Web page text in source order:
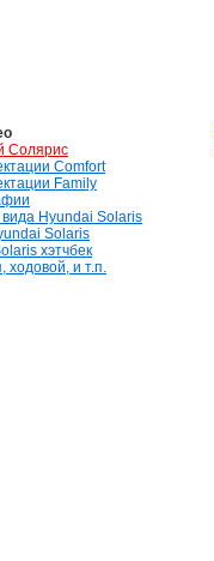
Солярис
Comfort
Family
Hyundai Solaris
Solaris
хэтчбек
ходовой, и т.п.